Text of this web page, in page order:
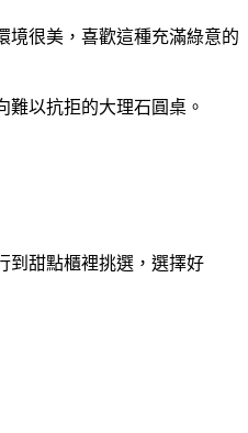
境很美，喜歡這種充滿綠意的
難以抗拒的大理石圓桌。
到甜點櫃裡挑選，選擇好